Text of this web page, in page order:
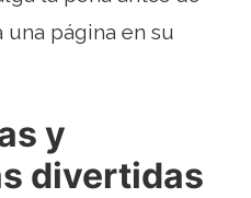
página en su
y
divertidas